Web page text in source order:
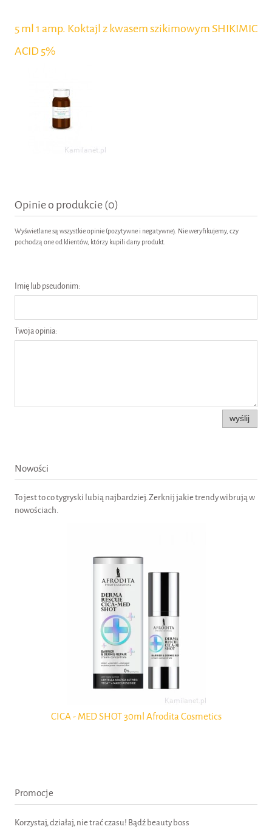
5 ml 1 amp. Koktajl z kwasem szikimowym SHIKIMIC
ACID 5%
Opinie o produkcie (0)
Wyświetlane są wszystkie opinie (pozytywne i negatywne). Nie weryfikujemy, czy
pochodzą one od klientów, którzy kupili dany produkt.
Imię lub pseudonim:
Twoja opinia:
wyślij
Nowości
To jest to co tygryski lubią najbardziej. Zerknij jakie trendy wibrują w
nowościach.
CICA - MED SHOT 30ml Afrodita Cosmetics
Promocje
Korzystaj, działaj, nie trać czasu! Bądź beauty boss